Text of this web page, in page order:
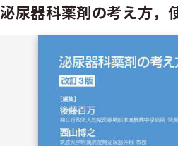
泌尿器科薬剤の考え方